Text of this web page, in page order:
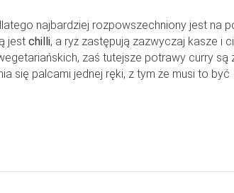
najbardziej rozpowszechniony jest na
jest chilli, a ryż zastępują zazwyczaj kasze i
zaś tutejsze potrawy curry są
się palcami jednej ręki, z tym że musi to być